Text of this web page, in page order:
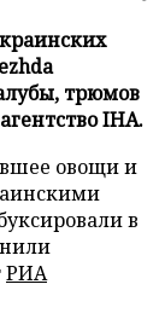
трюмов
IHA.
овощи и
в
РИА